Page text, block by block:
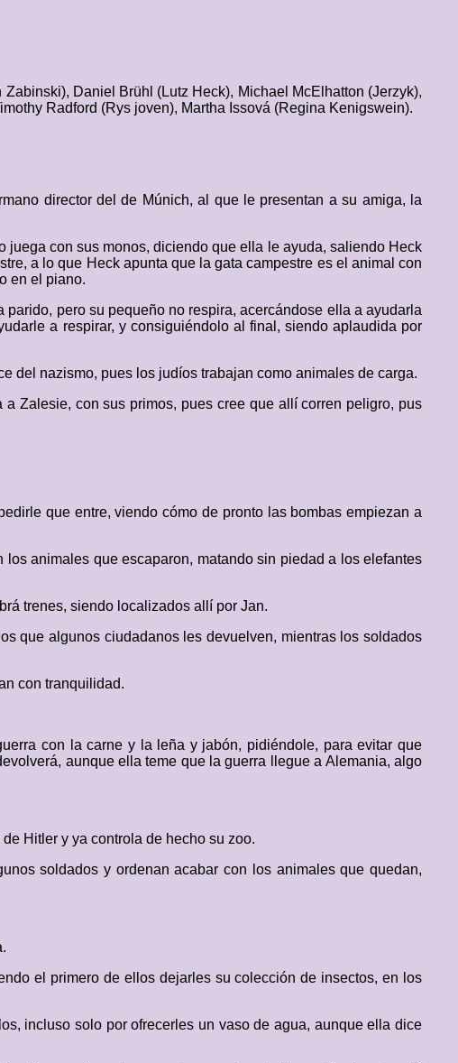
Daniel Brühl (Lutz Heck), Michael McElhatton (Jerzyk),
Radford (Rys joven), Martha Issová (Regina Kenigswein).
director del de Múnich, al que le presentan a su amiga, la
juega con sus monos, diciendo que ella le ayuda, saliendo Heck
a lo que Heck apunta que la gata campestre es el animal con
en el piano.
pero su pequeño no respira, acercándose ella a ayudarla
a respirar, y consiguiéndolo al final, siendo aplaudida por
del nazismo, pues los judíos trabajan como animales de carga.
Zalesie, con sus primos, pues cree que allí corren peligro, pus
que entre, viendo cómo de pronto las bombas empiezan a
animales que escaparon, matando sin piedad a los elefantes
trenes, siendo localizados allí por Jan.
que algunos ciudadanos les devuelven, mientras los soldados
con tranquilidad.
con la carne y la leña y jabón, pidiéndole, para evitar que
aunque ella teme que la guerra llegue a Alemania, algo
Hitler y ya controla de hecho su zoo.
soldados y ordenan acabar con los animales que quedan,
el primero de ellos dejarles su colección de insectos, en los
incluso solo por ofrecerles un vaso de agua, aunque ella dice